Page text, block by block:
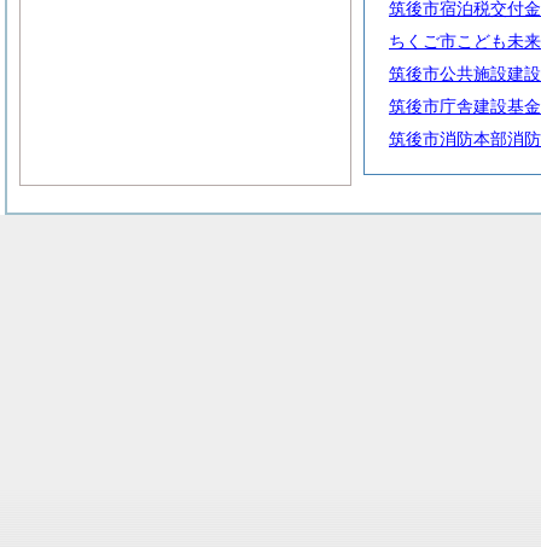
筑後市宿泊税交付
ちくご市こども未
筑後市公共施設建
筑後市庁舎建設基
筑後市消防本部消